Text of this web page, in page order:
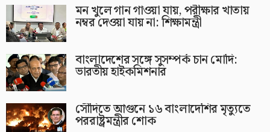
মন খুলে গান গাওয়া যায়, পরীক্ষার খাতায়
নম্বর দেওয়া যায় না: শিক্ষামন্ত্রী
বাংলাদেশের সঙ্গে সুসম্পর্ক চান মোদি:
ভারতীয় হাইকমিশনার
সৌদিতে আগুনে ১৬ বাংলাদেশির মৃত্যুতে
পররাষ্ট্রমন্ত্রীর শোক